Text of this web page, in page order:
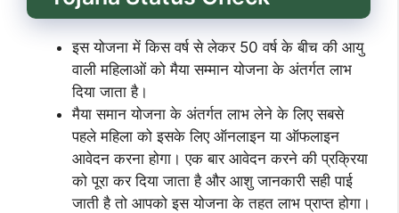
इस योजना में किस वर्ष से लेकर 50 वर्ष के बीच की आयु
वाली महिलाओं को मैया सम्मान योजना के अंतर्गत लाभ
दिया जाता है।
मैया समान योजना के अंतर्गत लाभ लेने के लिए सबसे
पहले महिला को इसके लिए ऑनलाइन या ऑफलाइन
आवेदन करना होगा। एक बार आवेदन करने की प्रक्रिया
को पूरा कर दिया जाता है और आशु जानकारी सही पाई
जाती है तो आपको इस योजना के तहत लाभ प्राप्त होगा।